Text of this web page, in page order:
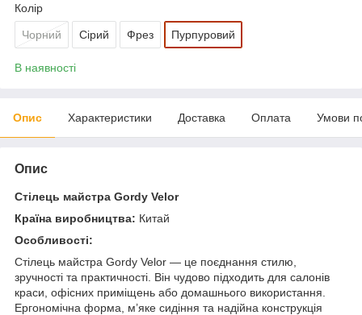
Колір
Чорний Сірий Фрез Пурпуровий
В наявності
Опис Характеристики Доставка Оплата Умови
Опис
Стілець майстра Gordy Velor
Країна виробництва: Китай
Особливості:
Стілець майстра Gordy Velor — це поєднання стилю,
зручності та практичності. Він чудово підходить для салонів
краси, офісних приміщень або домашнього використання.
Ергономічна форма, м’яке сидіння та надійна конструкція